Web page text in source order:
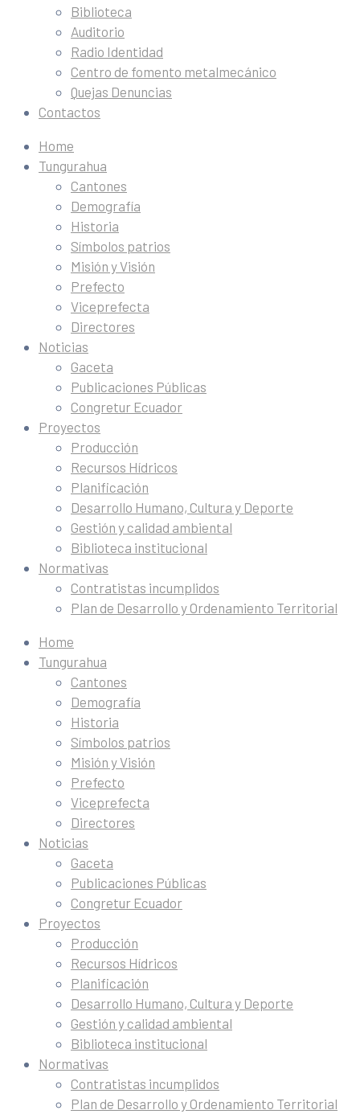
Biblioteca
Auditorio
Radio Identidad
Centro de fomento metalmecánico
Quejas Denuncias
Contactos
Home
Tungurahua
Cantones
Demografía
Historia
Símbolos patrios
Misión y Visión
Prefecto
Viceprefecta
Directores
Noticias
Gaceta
Publicaciones Públicas
Congretur Ecuador
Proyectos
Producción
Recursos Hídricos
Planificación
Desarrollo Humano, Cultura y Deporte
Gestión y calidad ambiental
Biblioteca institucional
Normativas
Contratistas incumplidos
Plan de Desarrollo y Ordenamiento Territorial
Home
Tungurahua
Cantones
Demografía
Historia
Símbolos patrios
Misión y Visión
Prefecto
Viceprefecta
Directores
Noticias
Gaceta
Publicaciones Públicas
Congretur Ecuador
Proyectos
Producción
Recursos Hídricos
Planificación
Desarrollo Humano, Cultura y Deporte
Gestión y calidad ambiental
Biblioteca institucional
Normativas
Contratistas incumplidos
Plan de Desarrollo y Ordenamiento Territorial